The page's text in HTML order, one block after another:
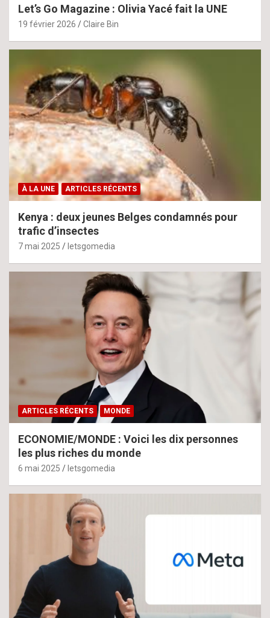
Let’s Go Magazine : Olivia Yacé fait la UNE
19 février 2026 Claire Bin
À LA UNE ARTICLES RÉCENTS
Kenya : deux jeunes Belges condamnés pour
trafic d’insectes
7 mai 2025 letsgomedia
ARTICLES RÉCENTS MONDE
ECONOMIE/MONDE : Voici les dix personnes
les plus riches du monde
6 mai 2025 letsgomedia